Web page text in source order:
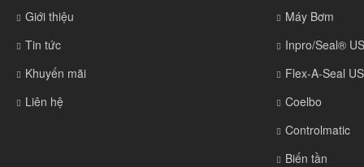
Giới thiệu
Tin tức
Khuyến mãi
Liên hệ
Máy Bơm
Inpro/Seal®
Flex-A-Seal
Coelbo
Controlmatic
Biến tần